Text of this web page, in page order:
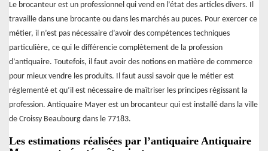
Le brocanteur est un professionnel qui vend en l’état des articles divers. Il
travaille dans une brocante ou dans les marchés au puces. Pour exercer ce
métier, il n’est pas nécessaire d’avoir des compétences techniques
particulière, ce qui le différencie complètement de la profession
d’antiquaire. Toutefois, il faut avoir des notions en matière de commerce
pour mieux vendre les produits. Il faut aussi savoir que le métier est
réglementé et qu’il est nécessaire de maîtriser les principes régissant la
profession. Antiquaire Mayer est un brocanteur qui est installé dans la ville
de Croissy Beaubourg dans le 77183.
Les estimations réalisées par l’antiquaire Antiquaire